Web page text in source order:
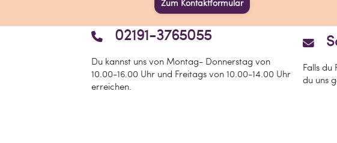
Zum Kontaktformular
Falls du
du uns
02191-3765055
Du kannst uns von Montag- Donnerstag von
10.00-16.00 Uhr und Freitags von 10.00-14.00 Uhr
erreichen.